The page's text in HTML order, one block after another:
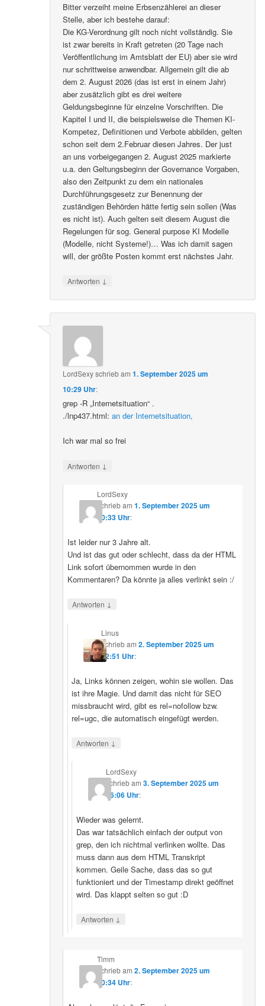
Bitter verzeiht meine Erbsenzählerei an dieser
Stelle, aber ich bestehe darauf:
Die KG-Verordnung gilt noch nicht vollständig. Sie
ist zwar bereits in Kraft getreten (20 Tage nach
Veröffentlichung im Amtsblatt der EU) aber sie wird
nur schrittweise anwendbar. Allgemein gilt die ab
dem 2. August 2026 (das ist erst in einem Jahr)
aber zusätzlich gibt es drei weitere
Geldungsbeginne für einzelne Vorschriften. Die
Kapitel I und II, die beispielsweise die Themen KI-
Kompetez, Definitionen und Verbote abbilden, gelten
schon seit dem 2.Februar diesen Jahres. Der just
an uns vorbeigegangen 2. August 2025 markierte
u.a. den Geltungsbeginn der Governance Vorgaben,
also den Zeitpunkt zu dem ein nationales
Durchführungsgesetz zur Benennung der
zuständigen Behörden hätte fertig sein sollen (Was
es nicht ist). Auch gelten seit diesem August die
Regelungen für sog. General purpose KI Modelle
(Modelle, nicht Systeme!)… Was ich damit sagen
will, der größte Posten kommt erst nächstes Jahr.
Antworten ↓
LordSexyschriebam1. September 2025 um
10:29 Uhr:
grep -R „Internetsituation“ .
./lnp437.html:an der Internetsituation,
Ich war mal so frei
Antworten ↓
LordSexy
schriebam 1. September 2025 um
10:33 Uhr:
Ist leider nur 3 Jahre alt.
Und ist das gut oder schlecht, dass da der HTML
Link sofort übernommen wurde in den
Kommentaren? Da könnte ja alles verlinkt sein :/
Antworten ↓
Linus
schriebam2. September 2025 um
12:51 Uhr:
Ja, Links können zeigen, wohin sie wollen. Das
ist ihre Magie. Und damit das nicht für SEO
missbraucht wird, gibt es rel=nofollow bzw.
rel=ugc, die automatisch eingefügt werden.
Antworten ↓
LordSexy
schriebam 3. September 2025 um
16:06 Uhr:
Wieder was gelernt.
Das war tatsächlich einfach der output von
grep, den ich nichtmal verlinken wollte. Das
muss dann aus dem HTML Transkript
kommen. Geile Sache, dass das so gut
funktioniert und der Timestamp direkt geöffnet
wird. Das klappt selten so gut :D
Antworten ↓
Timm
schriebam 2. September 2025 um
10:34 Uhr: